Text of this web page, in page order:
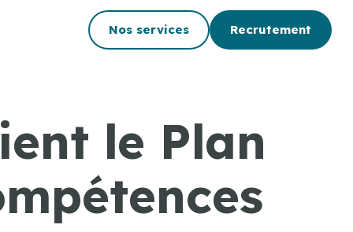
Nos services Recrutement
le Plan